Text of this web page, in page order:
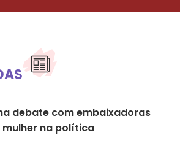
debate com embaixadoras
na política